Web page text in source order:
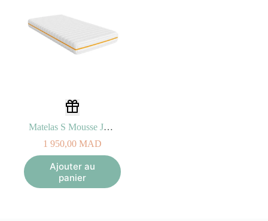
Matelas S Mousse Junior
1 950,00 MAD
Ajouter au
panier